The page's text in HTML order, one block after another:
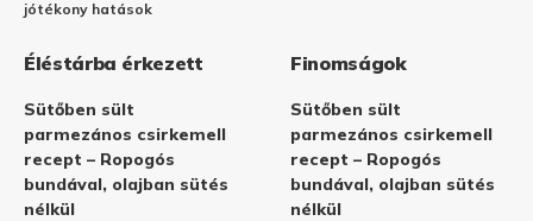
jótékony hatások
Éléstárba érkezett
Sütőben sült
parmezános csirkemell
recept – Ropogós
bundával, olajban sütés
nélkül
Finomságok
Sütőben sült
parmezános csirkemell
recept – Ropogós
bundával, olajban sütés
nélkül